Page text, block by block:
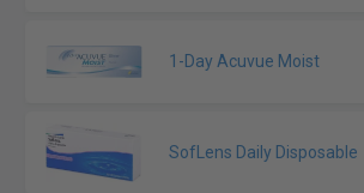
1-Day Acuvue Moist
SofLens Daily Disposable